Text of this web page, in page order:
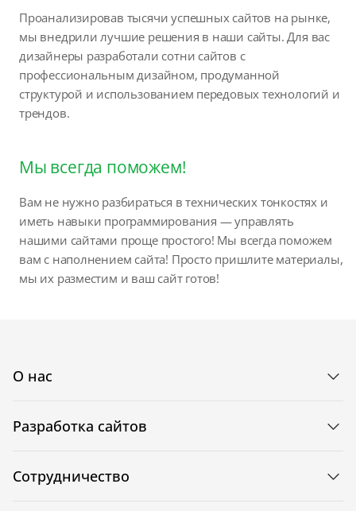
Проанализировав тысячи успешных сайтов на рынке,
мы внедрили лучшие решения в наши сайты. Для вас
дизайнеры разработали сотни сайтов с
профессиональным дизайном, продуманной
структурой и использованием передовых технологий и
трендов.
Мы всегда поможем!
Вам не нужно разбираться в технических тонкостях и
иметь навыки программирования — управлять
нашими сайтами проще простого! Мы всегда поможем
вам с наполнением сайта! Просто пришлите материалы,
мы их разместим и ваш сайт готов!
О нас
Разработка сайтов
Сотрудничество